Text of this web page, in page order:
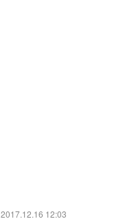
2017.12.16 12:03